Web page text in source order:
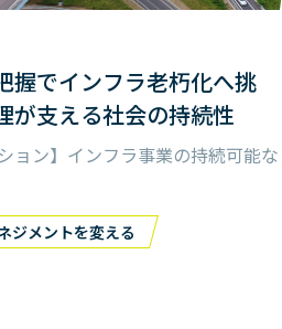
握でインフラ老朽化へ挑
支える社会の持続性
ョン】インフラ事業の持続可能な
ジメントを変える